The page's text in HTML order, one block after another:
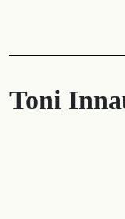
Toni